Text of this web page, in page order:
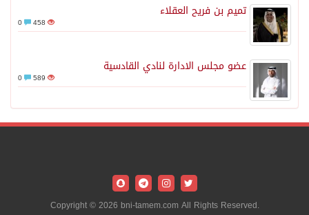
تميم بن فريح العقلاء
458
عضو مجلس الادارة لنادي القادسية
589
Copyright © 2026 bni-tamem.com All Rights Reserved.